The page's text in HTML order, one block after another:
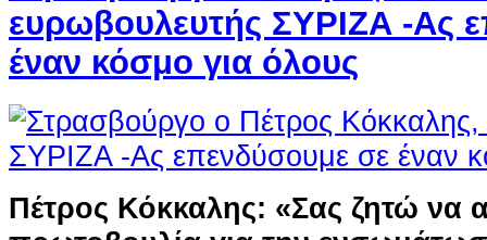
ευρωβουλευτής ΣΥΡΙΖΑ -Ας
έναν κόσμο για όλους
Πέτρος Κόκκαλης: «Σας ζητώ να